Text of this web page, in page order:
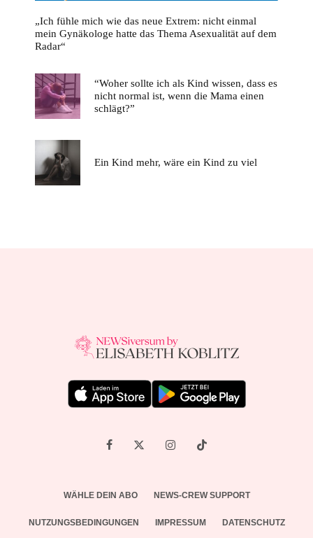
„Ich fühle mich wie das neue Extrem: nicht einmal
mein Gynäkologe hatte das Thema Asexualität auf dem
Radar“
“Woher sollte ich als Kind wissen, dass es
nicht normal ist, wenn die Mama einen
schlägt?”
Ein Kind mehr, wäre ein Kind zu viel
WÄHLE DEIN ABO NEWS-CREW SUPPORT
NUTZUNGSBEDINGUNGEN IMPRESSUM DATENSCHUTZ